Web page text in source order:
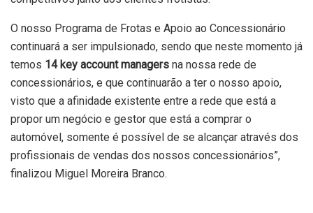
O nosso Programa de Frotas e Apoio ao Concessionário
continuará a ser impulsionado, sendo que neste momento já
temos 14 key account managers na nossa rede de
concessionários, e que continuarão a ter o nosso apoio,
visto que a afinidade existente entre a rede que está a
propor um negócio e gestor que está a comprar o
automóvel, somente é possível de se alcançar através dos
profissionais de vendas dos nossos concessionários”,
finalizou Miguel Moreira Branco.